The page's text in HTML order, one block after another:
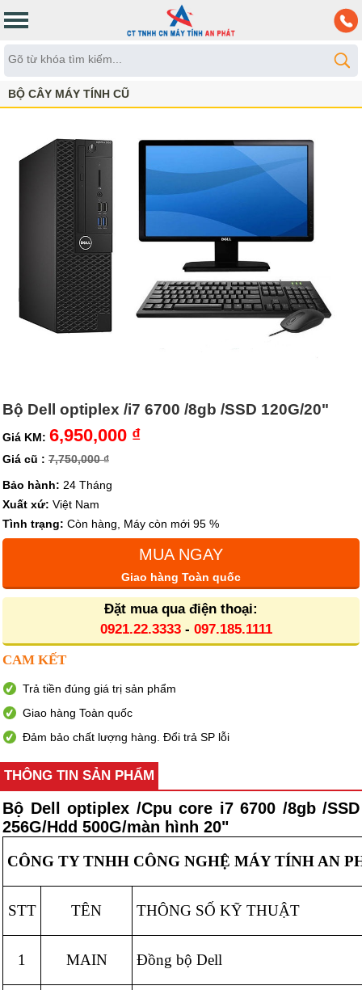
BỘ CÂY MÁY TÍNH CŨ
Bộ Dell optiplex /i7 6700 /8gb /SSD 120G/20"
Giá KM: 6,950,000 ₫
Giá cũ : 7,750,000 ₫
Bảo hành: 24 Tháng
Xuất xứ: Việt Nam
Tình trạng: Còn hàng, Máy còn mới 95 %
MUA NGAY
Giao hàng Toàn quốc
Đặt mua qua điện thoại:
0921.22.3333 - 097.185.1111
CAM KẾT
Trả tiền đúng giá trị sản phẩm
Giao hàng Toàn quốc
Đảm bảo chất lượng hàng. Đổi trả SP lỗi
THÔNG TIN SẢN PHẨM
Bộ Dell optiplex /Cpu core i7 6700 /8gb /SSD
256G/Hdd 500G/màn hình 20"
CÔNG TY TNHH CÔNG NGHỆ MÁY TÍNH AN
STT TÊN THÔNG SỐ KỸ THUẬT
1 MAIN Đồng bộ Dell